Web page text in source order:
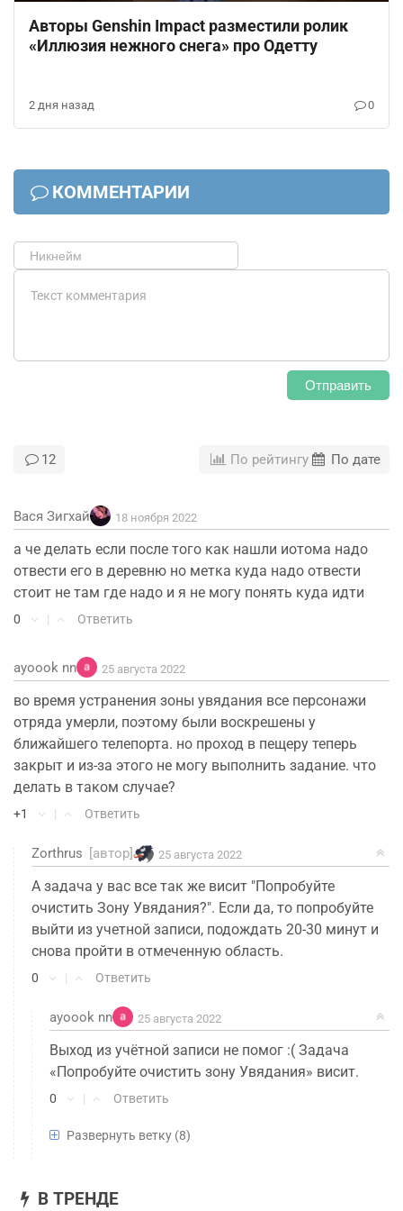
Авторы Genshin Impact разместили ролик
«Иллюзия нежного снега» про Одетту
2 дня назад 0
КОММЕНТАРИИ
Отправить
12 По рейтингу По дате
Вася Зигхай 18 ноября 2022
а че делать если после того как нашли иотома надо
отвести его в деревню но метка куда надо отвести
стоит не там где надо и я не могу понять куда идти
0 | Ответить
ayoook nn 25 августа 2022
во время устранения зоны увядания все персонажи
отряда умерли, поэтому были воскрешены у
ближайшего телепорта. но проход в пещеру теперь
закрыт и из-за этого не могу выполнить задание. что
делать в таком случае?
+1 | Ответить
Zorthrus [автор] 25 августа 2022
А задача у вас все так же висит "Попробуйте
очистить Зону Увядания?". Если да, то попробуйте
выйти из учетной записи, подождать 20-30 минут и
снова пройти в отмеченную область.
0 | Ответить
ayoook nn 25 августа 2022
Выход из учётной записи не помог :( Задача
«Попробуйте очистить зону Увядания» висит.
0 | Ответить
Развернуть ветку(8)
Zorthrus [автор]
Вряд ли разработчики не подумали о том, что
В ТРЕНДЕ